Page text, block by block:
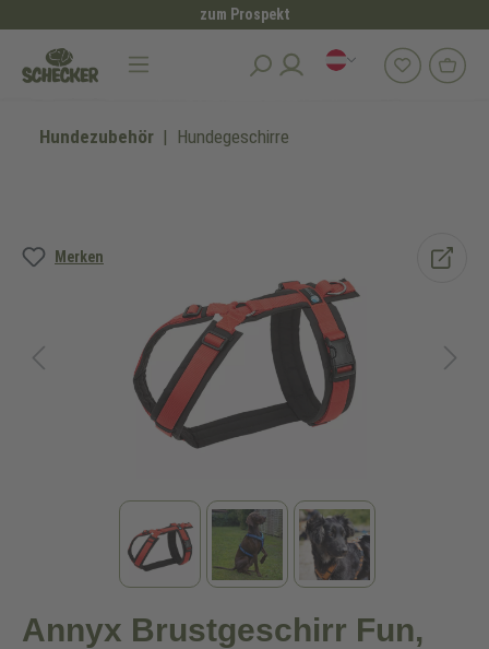
zum Prospekt
Hundezubehör Hundegeschirre
Merken
Bildergalerie überspringen
Annyx Brustgeschirr Fun,